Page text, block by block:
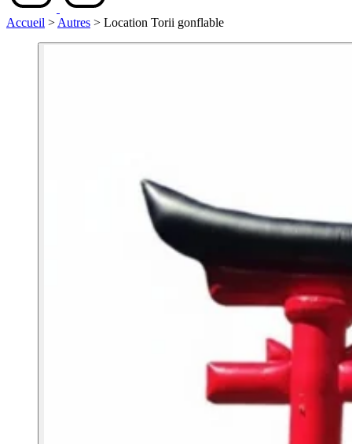
Accueil > Autres > Location Torii gonflable